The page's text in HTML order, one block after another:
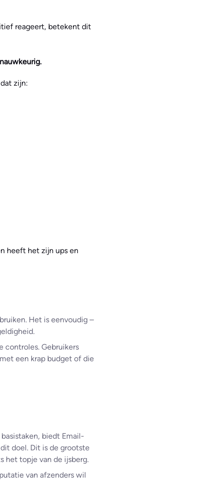
reageert, betekent dit
zijn:
heeft het zijn ups en
Het is eenvoudig –
controles. Gebruikers
een krap budget of die
biedt Email-
doel. Dit is de grootste
het topje van de ijsberg.
van afzenders wil